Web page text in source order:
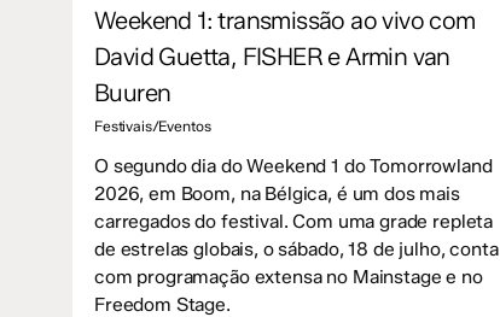
Weekend 1: transmissão ao vivo com
David Guetta, FISHER e Armin van
Buuren
Festivais/Eventos
O segundo dia do Weekend 1 do Tomorrowland
2026, em Boom, na Bélgica, é um dos mais
carregados do festival. Com uma grade repleta
de estrelas globais, o sábado, 18 de julho, conta
com programação extensa no Mainstage e no
Freedom Stage.